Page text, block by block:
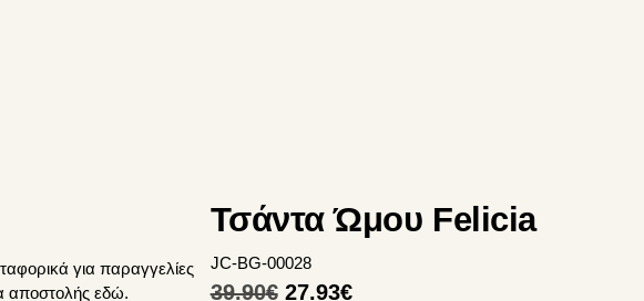
Τσάντα Ώμου Felicia
JC-BG-00028
39.90€ Original
27.93€Η
για παραγγελίες
αποστολής εδώ.